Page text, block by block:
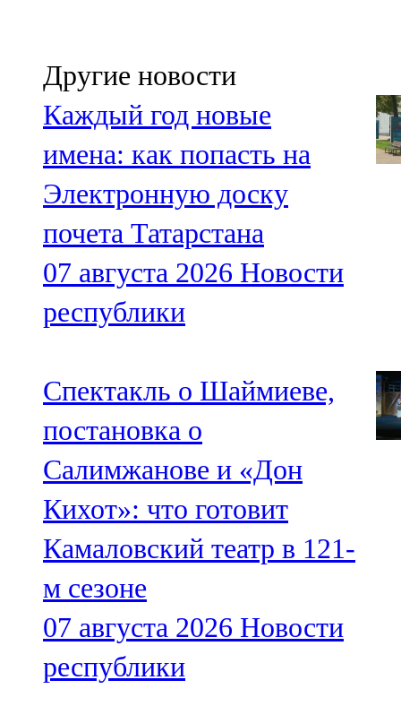
Другие новости
Каждый год новые
имена: как попасть на
Электронную доску
почета Татарстана
07 августа 2026 Новости
республики
Спектакль о Шаймиеве,
постановка о
Салимжанове и «Дон
Кихот»: что готовит
Камаловский театр в 121-
м сезоне
07 августа 2026 Новости
республики